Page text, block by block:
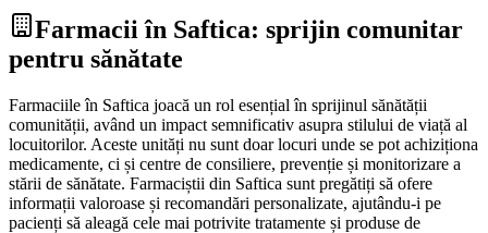
Farmacii în Saftica: sprijin comunitar
pentru sănătate
Farmaciile în Saftica joacă un rol esențial în sprijinul sănătății
comunității, având un impact semnificativ asupra stilului de viață al
locuitorilor. Aceste unități nu sunt doar locuri unde se pot achiziționa
medicamente, ci și centre de consiliere, prevenție și monitorizare a
stării de sănătate. Farmaciștii din Saftica sunt pregătiți să ofere
informații valoroase și recomandări personalizate, ajutându-i pe
pacienți să aleagă cele mai potrivite tratamente și produse de